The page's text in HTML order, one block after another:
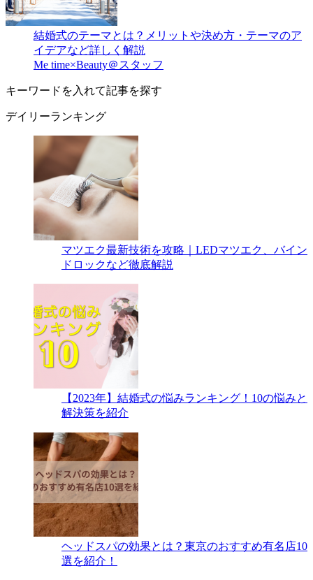
結婚式のテーマとは？メリットや決め方・テーマのア
イデアなど詳しく解説
Me time×Beauty＠スタッフ
キーワードを入れて記事を探す
デイリーランキング
マツエク最新技術を攻略｜LEDマツエク、バイン
ドロックなど徹底解説
【2023年】結婚式の悩みランキング！10の悩みと
解決策を紹介
ヘッドスパの効果とは？東京のおすすめ有名店10
選を紹介！